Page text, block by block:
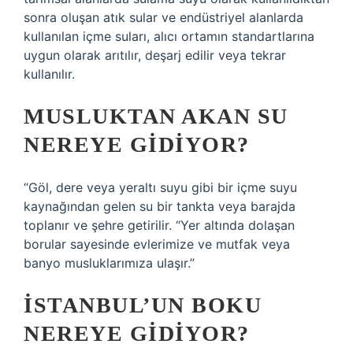
sonra oluşan atık sular ve endüstriyel alanlarda
kullanılan içme suları, alıcı ortamın standartlarına
uygun olarak arıtılır, deşarj edilir veya tekrar
kullanılır.
MUSLUKTAN AKAN SU
NEREYE GIDIYOR?
“Göl, dere veya yeraltı suyu gibi bir içme suyu
kaynağından gelen su bir tankta veya barajda
toplanır ve şehre getirilir. “Yer altında dolaşan
borular sayesinde evlerimize ve mutfak veya
banyo musluklarımıza ulaşır.”
İSTANBUL’UN BOKU
NEREYE GIDIYOR?